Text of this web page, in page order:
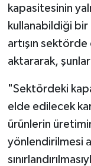
kapasitesinin
kullanabildiği bir
artışın sektörde
aktararak,
"Sektördeki
elde edilecek
ürünlerin
yönlendirilmesi